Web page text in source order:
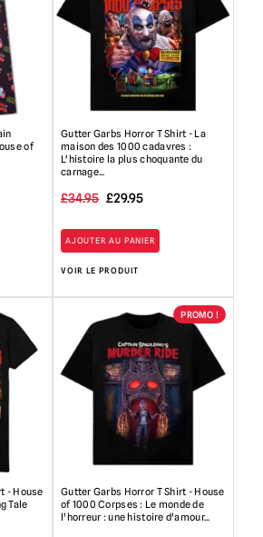
of
Gutter Garbs Horror T Shirt - La
maison des 1000 cadavres :
L'histoire la plus choquante du
carnage...
£34.95 Le
initial
était
:
34,95
£.
£29.95Le
actuel
de
29,95
£.
AJOUTER AU PANIER
VOIR LE PRODUIT
- House
Tale
PROMO !
Gutter Garbs Horror T Shirt - House
of 1000 Corpses : Le monde de
l'horreur : une histoire d'amour...